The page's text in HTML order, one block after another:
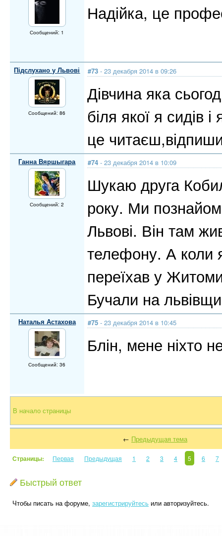
Сообщений: 1
Надійка, це
Підслухано у Львові
Сообщений: 86
#73 - 23 декабря 2014 в 09:26
Дівчина яка
біля якої я сидів
це
Ганна Вяршыгара
Сообщений: 2
#74 - 23 декабря 2014 в 10:09
Шукаю друга
року. Ми
Львові. Він там
телефону. А коли
переїхав у
Бучали на
Наталья Астахова
Сообщений: 36
#75 - 23 декабря 2014 в 10:45
Блін, мене ніхто
В начало страницы
← Предыдущая тема
Страницы: Первая Предыдущая 1 2 3 4 5 6 7
Быстрый ответ
Чтобы писать на форуме, зарегистрируйтесь или авторизуйтесь.